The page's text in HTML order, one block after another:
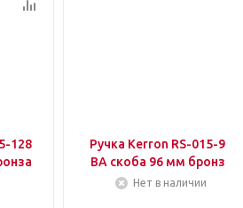
128
Ручка Kerron RS-015-96
BA скоба 96 мм бронза
Нет в наличии